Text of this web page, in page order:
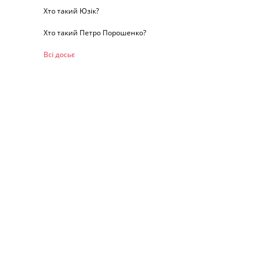
Хто такий Юзік?
Хто такий Петро Порошенко?
Всі досьє